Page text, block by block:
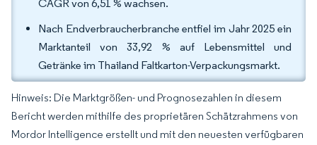
CAGR von 6,51 % wachsen.
Nach Endverbraucherbranche entfiel im Jahr 2025 ein
Marktanteil von 33,92 % auf Lebensmittel und
Getränke im Thailand Faltkarton-Verpackungsmarkt.
Hinweis: Die Marktgrößen- und Prognosezahlen in diesem
Bericht werden mithilfe des proprietären Schätzrahmens von
Mordor Intelligence erstellt und mit den neuesten verfügbaren